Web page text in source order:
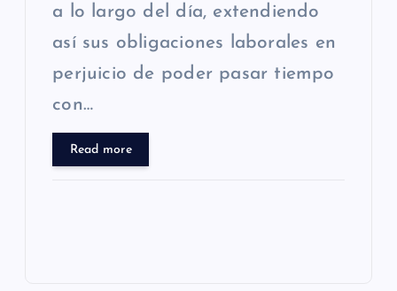
a lo largo del día, extendiendo
así sus obligaciones laborales en
perjuicio de poder pasar tiempo
con…
Read more